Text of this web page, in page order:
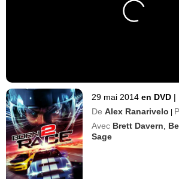
29 mai 2014 en DVD |
De Alex Ranarivelo |
Avec Brett Davern
Sage